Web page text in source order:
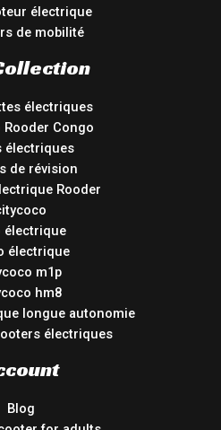
électrique
de mobilité
électriques
Rooder Congo
électriques
de révision
Rooder
électrique
électrique
m1p
hm8
longue autonomie
électriques
Blog